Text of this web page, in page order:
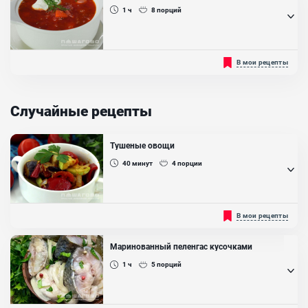
1 ч 8порций
Содержит большое количество свеклы, которая придает блюду
В мои рецепты
Случайные рецепты
Тушеные овощи
40минут 4порции
Очень вкусное, а главное полезное блюдо как для взрослых, так и
для детей. Овощное рагу идеально подходит для тех, кто следит
за своей фигурой или считает калории. С приготовлением этого
блюда справится даже ребенок....
Ингредиенты:
Кабачки, Баклажаны, Болгарский перец, Помидоры, Лук репчатый,
Масло растительное
В мои рецепты
Маринованный пеленгас кусочками
1 ч 5порций